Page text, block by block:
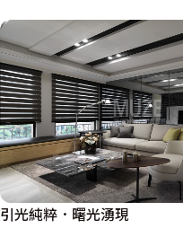
引光純粹．曙光湧現